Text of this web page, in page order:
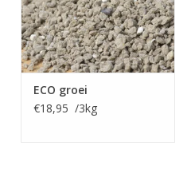
ECO groei
€18,95 /3kg